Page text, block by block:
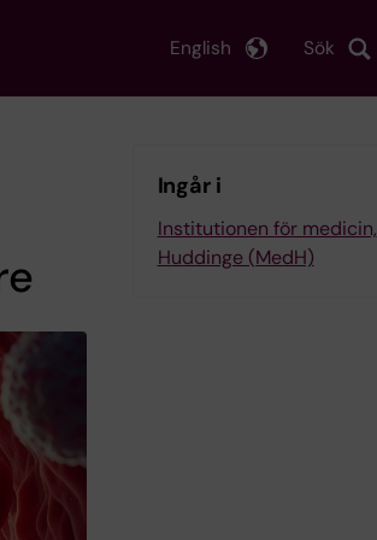
Sök
English
Ingår i
Institutionen för medicin,
Huddinge (MedH)